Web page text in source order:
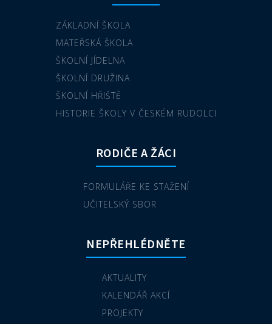
ZÁKLADNÍ ŠKOLA
MATEŘSKÁ ŠKOLA
ŠKOLNÍ JÍDELNA
ŠKOLNÍ DRUŽINA
ŠKOLNÍ HŘIŠTĚ
HISTORIE ŠKOLY V ČESKÉM RUDOLCI
RODIČE A ŽÁCI
FORMULÁŘE KE STAŽENÍ
UČITELSKÝ SBOR
NEPŘEHLÉDNĚTE
AKTUALITY
KALENDÁŘ AKCÍ
PROJEKTY